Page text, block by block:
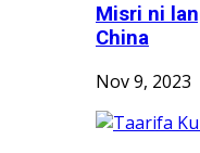
Misri ni
China
Nov 9, 2023